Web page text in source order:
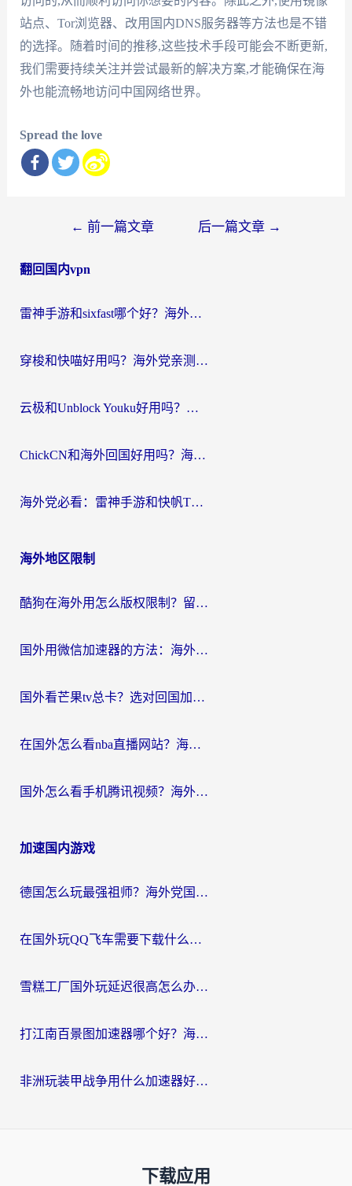
站点、Tor浏览器、改用国内DNS服务器等方法也是不错
的选择。随着时间的推移,这些技术手段可能会不断更新,
我们需要持续关注并尝试最新的解决方案,才能确保在海
外也能流畅地访问中国网络世界。
Spread the love
导
← 前一篇文章 后一篇文章 →
翻回国内vpn
雷神手游和sixfast哪个好？海外党亲测3款回国加速器，教你选对不踩坑
穿梭和快喵好用吗？海外党亲测：小众加速器对比+番茄加速器深度体验
云极和Unblock Youku好用吗？海外党亲测+2026回国加速器避坑指南
ChickCN和海外回国好用吗？海外党2026亲测：从手游到影音，选对加速器的3个关键
海外党必看：雷神手游和快帆TV版好用吗？3步选对回国加速器不踩坑
海外地区限制
酷狗在海外用怎么版权限制？留学生亲测：3步解决听国内音乐难题
国外用微信加速器的方法：海外党无缝连接国内生活的实用指南
国外看芒果tv总卡？选对回国加速器，轻松追《浪姐》不费劲
在国外怎么看nba直播网站？海外党专属体育观赛指南，告别地区限制！
国外怎么看手机腾讯视频？海外党亲测有效的追剧加速器选择指南
加速国内游戏
德国怎么玩最强祖师？海外党国服游戏加速器选择全攻略（附宝可梦Online实测）
在国外玩QQ飞车需要下载什么加速器呢？海外党亲测有效的国服游戏加速指南
雪糕工厂国外玩延迟很高怎么办？海外玩家国服游戏加速终极攻略（附实测推荐）
打江南百景图加速器哪个好？海外党踩坑N次后，终于找到不卡的秘诀
非洲玩装甲战争用什么加速器好？海外党亲测有效的国服游戏加速方案
下载应用